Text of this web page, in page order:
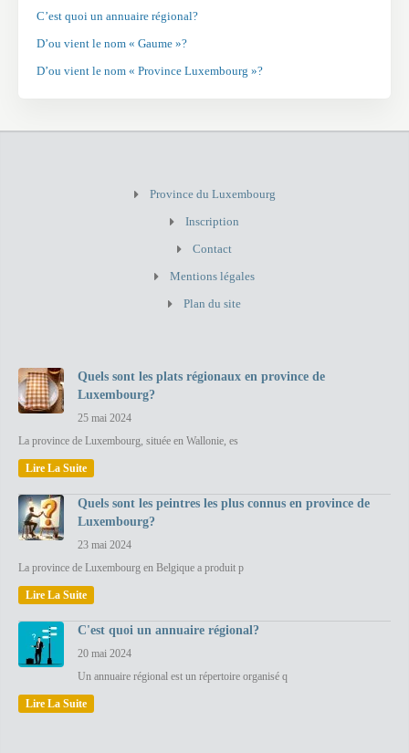
C’est quoi un annuaire régional?
D’ou vient le nom « Gaume »?
D’ou vient le nom « Province Luxembourg »?
Province du Luxembourg
Inscription
Contact
Mentions légales
Plan du site
Quels sont les plats régionaux en province de
Luxembourg?
25 mai 2024
La province de Luxembourg, située en Wallonie, es
Lire La Suite
Quels sont les peintres les plus connus en province de
Luxembourg?
23 mai 2024
La province de Luxembourg en Belgique a produit p
Lire La Suite
C'est quoi un annuaire régional?
20 mai 2024
Un annuaire régional est un répertoire organisé q
Lire La Suite